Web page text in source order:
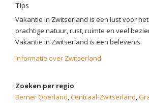
Tips
Vakantie in Zwitserland is een lust voor
prachtige natuur, rust, ruimte en veel
Vakantie in Zwitserland is een belevenis.
Informatie over Zwitserland
Zoeken per regio
Berner Oberland,Centraal-Zwitserland,